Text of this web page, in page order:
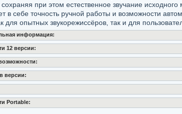
при этом естественное звучание исходного
в себе точность ручной работы и возможности
для опытных звукорежиссёров, так и для
информация:
12 версии:
версии:
Portable: